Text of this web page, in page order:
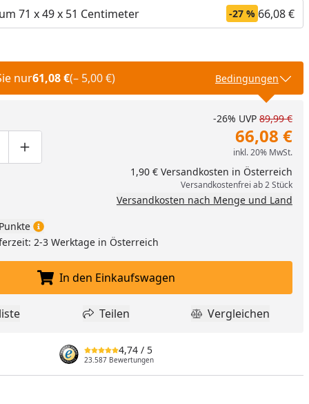
71 x 49 x 51 Centimeter -27 % 66,08 €
nur61,08 €(– 5,00 €) Bedingungen
um eins verringern
manuell eingeben
Produktmenge um eins erhöhen
-26% UVP 89,99 €
66,08 €
inkl. 20% MwSt.
1,90 € Versandkosten in Österreich
Versandkostenfrei ab 2 Stück
Versandkosten nach Menge und Land
2-3 Werktage in Österreich
In den Einkaufswagen legen
In den Einkaufswagen
zur Wunschliste hinzufügen
Teilen
Teilen Produkt
Vergleichen
4,74 / 5
23.587 Bewertungen